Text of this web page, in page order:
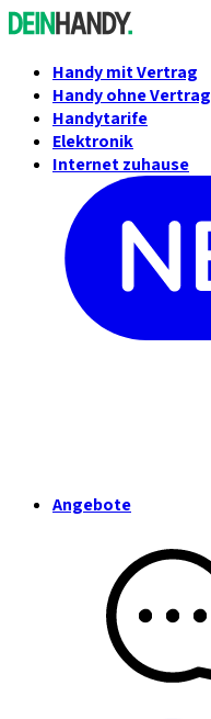
Handy mit Vertrag
Handy ohne Vertrag
Handytarife
Elektronik
Internet zuhause
Angebote